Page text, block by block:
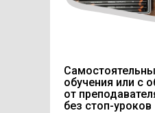
обучения или с
от
без стоп-уроков